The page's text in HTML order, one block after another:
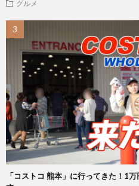
グルメ
「コストコ 熊本」に行ってきた！1